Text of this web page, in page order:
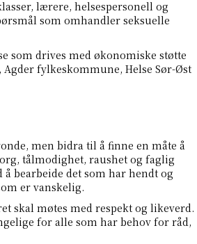
lærere, helsespersonell og
som omhandler seksuelle
som drives med økonomiske støtte
fylkeskommune, Helse Sør-Øst
men bidra til å finne en måte å
tålmodighet, raushet og faglig
bearbeide det som har hendt og
er vanskelig.
skal møtes med respekt og likeverd.
for alle som har behov for råd,